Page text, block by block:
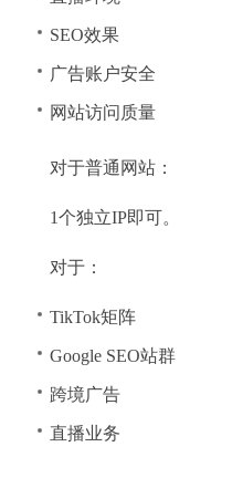
SEO效果
广告账户安全
网站访问质量
对于普通网站：
1个独立IP即可。
对于：
TikTok矩阵
Google SEO站群
跨境广告
直播业务